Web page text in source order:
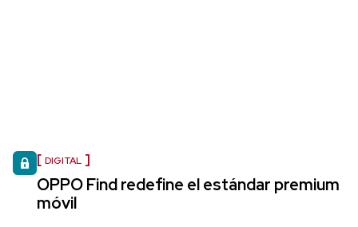
DIGITAL
OPPO Find redefine el estándar premium
móvil